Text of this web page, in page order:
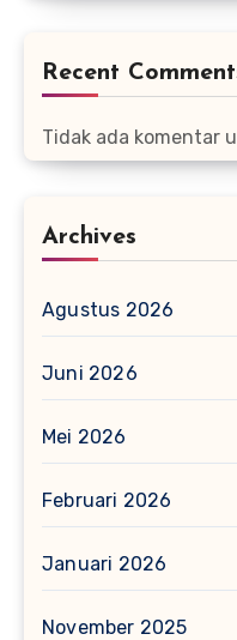
Recent
Tidak ada komentar
Archives
Agustus 2026
Juni 2026
Mei 2026
Februari 2026
Januari 2026
November 2025